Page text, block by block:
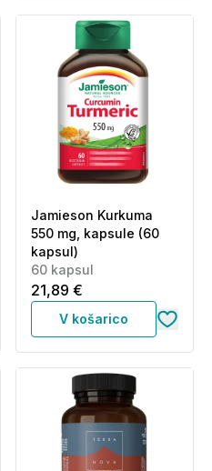
Jamieson Kurkuma
550 mg, kapsule (60
kapsul)
60 kapsul
21,89 €
V košarico